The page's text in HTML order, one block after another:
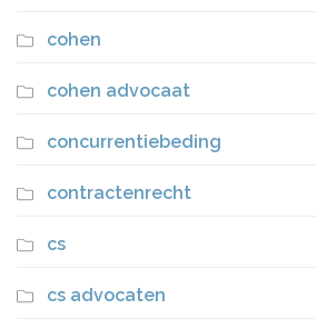
cohen
cohen advocaat
concurrentiebeding
contractenrecht
cs
cs advocaten